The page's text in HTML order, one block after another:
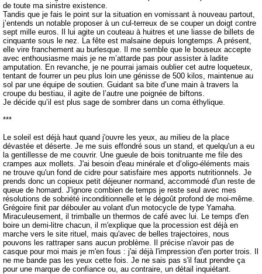
de toute ma sinistre existence.
Tandis que je fais le point sur la situation en vomissant à nouveau partout,
j’entends un notable proposer à un cul-terreux de se couper un doigt contre
sept mille euros. Il lui agite un couteau à huitres et une liasse de billets de
cinquante sous le nez. La fête est malsaine depuis longtemps. A présent,
elle vire franchement au burlesque. Il me semble que le bouseux accepte
avec enthousiasme mais je ne m’attarde pas pour assister à ladite
amputation. En revanche, je ne pourrai jamais oublier cet autre loqueteux,
tentant de fourrer un peu plus loin une génisse de 500 kilos, maintenue au
sol par une équipe de soutien. Guidant sa bite d’une main à travers la
croupe du bestiau, il agite de l’autre une poignée de biftons.
Je décide qu’il est plus sage de sombrer dans un coma éthylique.
***
Le soleil est déjà haut quand j'ouvre les yeux, au milieu de la place
dévastée et déserte. Je me suis effondré sous un stand, et quelqu'un a eu
la gentillesse de me couvrir. Une gueule de bois tonitruante me file des
crampes aux mollets. J'ai besoin d'eau minérale et d’oligo-éléments mais
ne trouve qu'un fond de cidre pour satisfaire mes apports nutritionnels. Je
prends donc un copieux petit déjeuner normand, accommodé d'un reste de
queue de homard. J'ignore combien de temps je reste seul avec mes
résolutions de sobriété inconditionnelle et le dégoût profond de moi-même.
Grégoire finit par débouler au volant d'un motocycle de type Yamaha.
Miraculeusement, il trimballe un thermos de café avec lui. Le temps d'en
boire un demi-litre chacun, il m'explique que la procession est déjà en
marche vers le site rituel, mais qu'avec de belles trajectoires, nous
pouvons les rattraper sans aucun problème. Il précise n'avoir pas de
casque pour moi mais je m'en fous : j'ai déjà l'impression d'en porter trois. Il
ne me bande pas les yeux cette fois. Je ne sais pas s'il faut prendre ça
pour une marque de confiance ou, au contraire, un détail inquiétant.